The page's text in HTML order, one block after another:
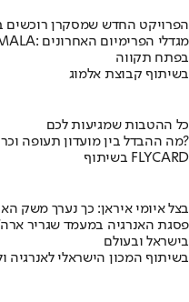
הפרויקט החדש שמסקרן רוכשים
בפתח תקווה
בשיתוף קבוצת אלמוג
כל ההטבות שמגיעות לכם
מה ההבדל בין מועדון תעופה וכרטיס אשראי?
בשיתוף FLYCARD
בצל איומי איראן: כך נערך משק
פסגת האנרגיה במעמד שגריר
בישראל ובעולם
בשיתוף המכון הישראלי לאנרגיה